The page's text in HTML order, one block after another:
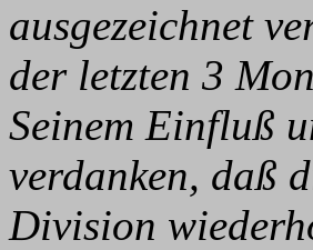
ausgezeichnet
der letzten 3
Seinem Einfluß
verdanken, daß
Division